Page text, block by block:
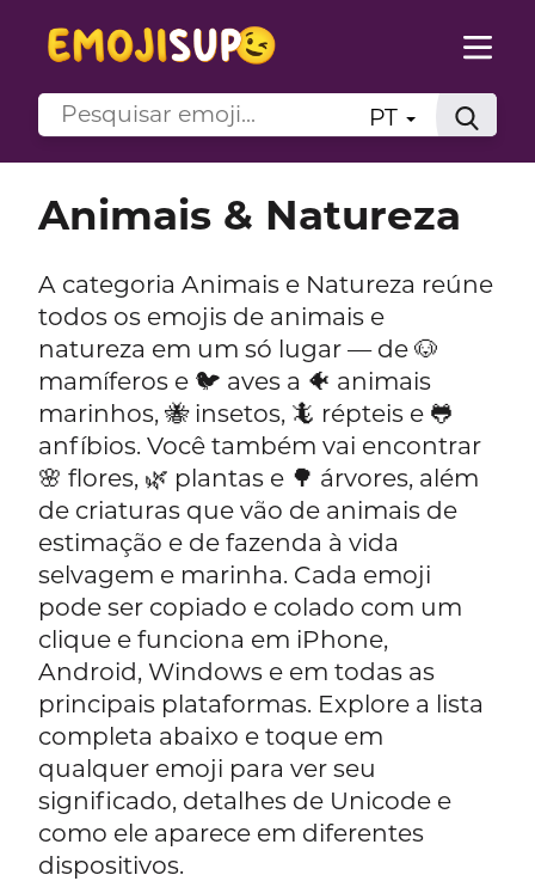
PT
Animais & Natureza
A categoria Animais e Natureza reúne
todos os emojis de animais e
natureza em um só lugar — de 🐶
mamíferos e 🐦 aves a 🐠 animais
marinhos, 🐝 insetos, 🦎 répteis e 🐸
anfíbios. Você também vai encontrar
🌸 flores, 🌿 plantas e 🌳 árvores, além
de criaturas que vão de animais de
estimação e de fazenda à vida
selvagem e marinha. Cada emoji
pode ser copiado e colado com um
clique e funciona em iPhone,
Android, Windows e em todas as
principais plataformas. Explore a lista
completa abaixo e toque em
qualquer emoji para ver seu
significado, detalhes de Unicode e
como ele aparece em diferentes
dispositivos.